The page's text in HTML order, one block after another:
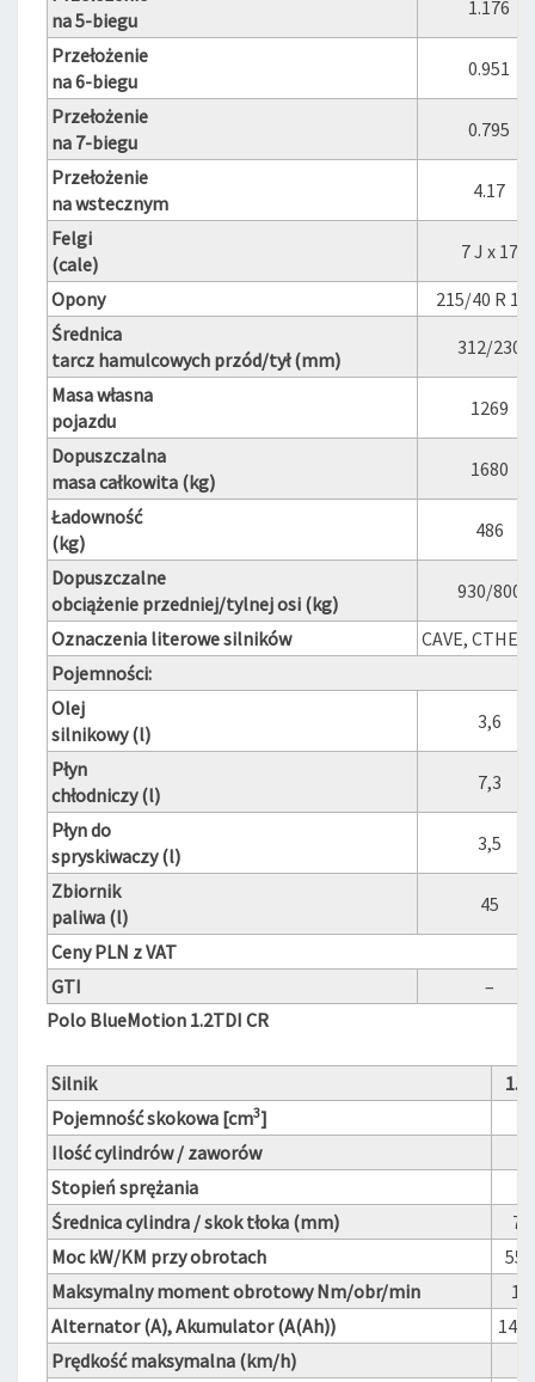
na 5-biegu
1.176
Przełożenie
na 6-biegu
0.951
Przełożenie
na 7-biegu
0.795
Przełożenie
na wstecznym
4.17
Felgi
(cale)
7 J x 17
Opony
215/40 R 17
Średnica
tarcz hamulcowych przód/tył (mm)
312/230
Masa własna
pojazdu
1269
Dopuszczalna
masa całkowita (kg)
1680
Ładowność
(kg)
486
Dopuszczalne
obciążenie przedniej/tylnej osi (kg)
930/800
Oznaczenia literowe silników
CAVE, CTHE
Pojemności:
Olej
silnikowy (l)
3,6
Płyn
chłodniczy (l)
7,3
Płyn do
spryskiwaczy (l)
3,5
Zbiornik
paliwa (l)
45
Ceny PLN z VAT
GTI
–
Polo BlueMotion 1.2TDI CR
Silnik
Pojemność skokowa [cm3]
Ilość cylindrów / zaworów
Stopień sprężania
Średnica cylindra / skok tłoka (mm)
Moc kW/KM przy obrotach
55/
Maksymalny moment obrotowy Nm/obr/min
Alternator (A), Akumulator (A(Ah))
Prędkość maksymalna (km/h)